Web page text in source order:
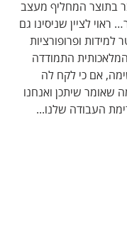
בתוצר המחליף מעצב
ראוי לציין שניסינו גם
ופרופורציות
התמודדה
אם כי לקח לה
שאומר שיתכן ואנחנו
העבודה שלנו...